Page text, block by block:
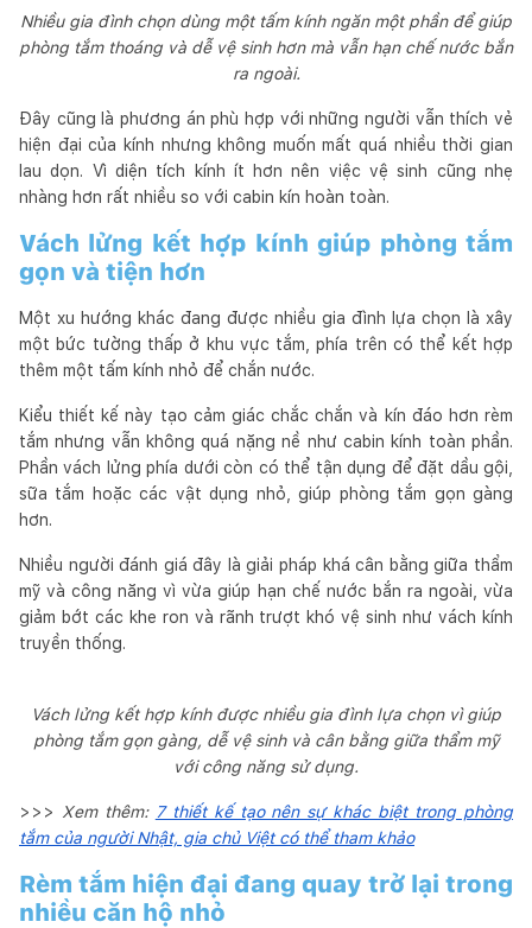
Nhiều gia đình chọn dùng một tấm kính ngăn một phần để giúp
phòng tắm thoáng và dễ vệ sinh hơn mà vẫn hạn chế nước bắn
ra ngoài.
Đây cũng là phương án phù hợp với những người vẫn thích vẻ
hiện đại của kính nhưng không muốn mất quá nhiều thời gian
lau dọn. Vì diện tích kính ít hơn nên việc vệ sinh cũng nhẹ
nhàng hơn rất nhiều so với cabin kín hoàn toàn.
Vách lửng kết hợp kính giúp phòng tắm
gọn và tiện hơn
Một xu hướng khác đang được nhiều gia đình lựa chọn là xây
một bức tường thấp ở khu vực tắm, phía trên có thể kết hợp
thêm một tấm kính nhỏ để chắn nước.
Kiểu thiết kế này tạo cảm giác chắc chắn và kín đáo hơn rèm
tắm nhưng vẫn không quá nặng nề như cabin kính toàn phần.
Phần vách lửng phía dưới còn có thể tận dụng để đặt dầu gội,
sữa tắm hoặc các vật dụng nhỏ, giúp phòng tắm gọn gàng
hơn.
Nhiều người đánh giá đây là giải pháp khá cân bằng giữa thẩm
mỹ và công năng vì vừa giúp hạn chế nước bắn ra ngoài, vừa
giảm bớt các khe ron và rãnh trượt khó vệ sinh như vách kính
truyền thống.
Vách lửng kết hợp kính được nhiều gia đình lựa chọn vì giúp
phòng tắm gọn gàng, dễ vệ sinh và cân bằng giữa thẩm mỹ
với công năng sử dụng.
>>> Xem thêm: 7 thiết kế tạo nên sự khác biệt trong phòng
tắm của người Nhật, gia chủ Việt có thể tham khảo
Rèm tắm hiện đại đang quay trở lại trong
nhiều căn hộ nhỏ